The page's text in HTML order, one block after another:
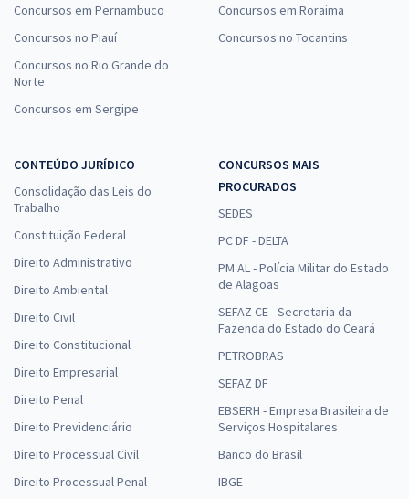
Concursos em Pernambuco
Concursos no Piauí
Concursos no Rio Grande do
Norte
Concursos em Sergipe
Concursos em Roraima
Concursos no Tocantins
CONTEÚDO JURÍDICO
Consolidação das Leis do
Trabalho
Constituição Federal
Direito Administrativo
Direito Ambiental
Direito Civil
Direito Constitucional
Direito Empresarial
Direito Penal
Direito Previdenciário
Direito Processual Civil
Direito Processual Penal
CONCURSOS MAIS
PROCURADOS
SEDES
PC DF - DELTA
PM AL - Polícia Militar do Estado
de Alagoas
SEFAZ CE - Secretaria da
Fazenda do Estado do Ceará
PETROBRAS
SEFAZ DF
EBSERH - Empresa Brasileira de
Serviços Hospitalares
Banco do Brasil
IBGE